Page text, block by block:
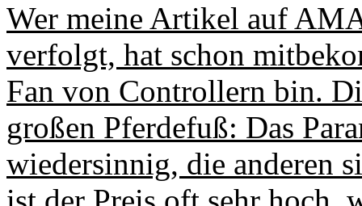
Wer meine Artikel auf
verfolgt, hat schon
Fan von Controllern bin.
großen Pferdefuß: Das
wiedersinnig, die anderen